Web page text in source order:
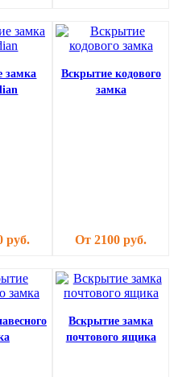
замка
руб.
Вскрытие кодового
замка
От 2100 руб.
Вскрытие замка
почтового ящика